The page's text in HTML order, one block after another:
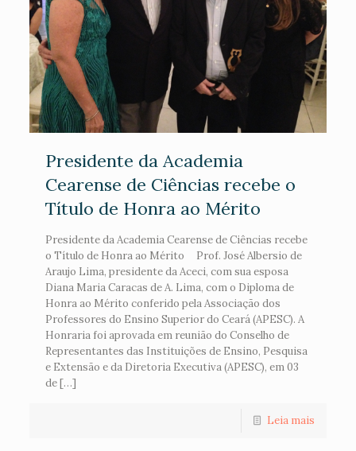
Presidente da Academia
Cearense de Ciências recebe o
Título de Honra ao Mérito
Presidente da Academia Cearense de Ciências recebe
o Título de Honra ao Mérito Prof. José Albersio de
Araujo Lima, presidente da Aceci, com sua esposa
Diana Maria Caracas de A. Lima, com o Diploma de
Honra ao Mérito conferido pela Associação dos
Professores do Ensino Superior do Ceará (APESC). A
Honraria foi aprovada em reunião do Conselho de
Representantes das Instituições de Ensino, Pesquisa
e Extensão e da Diretoria Executiva (APESC), em 03
de […]
Leia mais